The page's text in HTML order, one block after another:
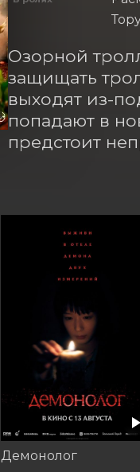
Озорной
защищать
выходят из-
попадают в
предстоит
Демонолог